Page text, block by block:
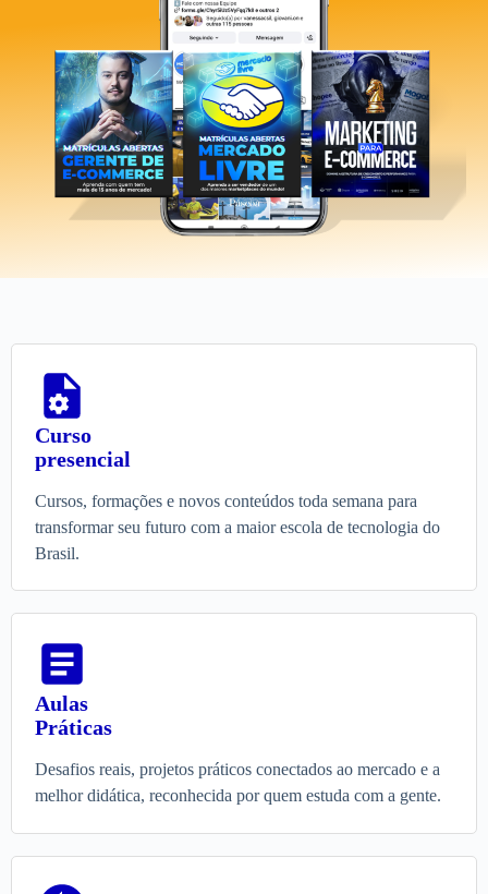
Curso
presencial
Cursos, formações e novos conteúdos toda semana para
transformar seu futuro com a maior escola de tecnologia do
Brasil.
Aulas
Práticas
Desafios reais, projetos práticos conectados ao mercado e a
melhor didática, reconhecida por quem estuda com a gente.